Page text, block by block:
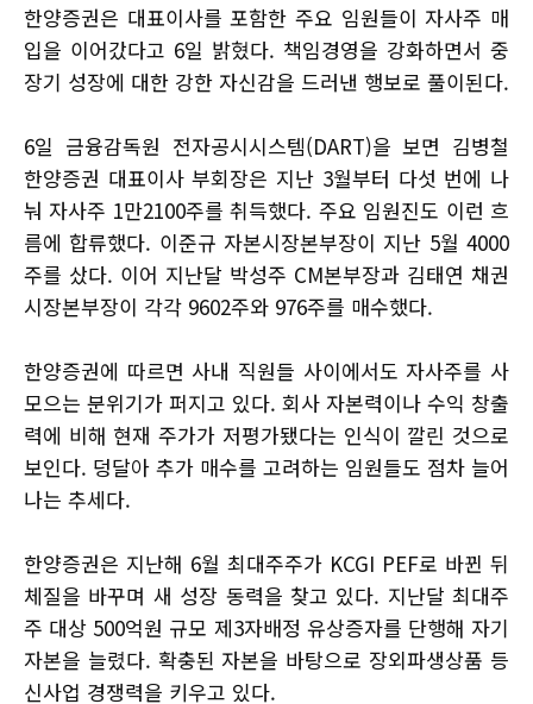
한양증권은 대표이사를 포함한 주요 임원들이 자사주 매
입을 이어갔다고 6일 밝혔다. 책임경영을 강화하면서 중
장기 성장에 대한 강한 자신감을 드러낸 행보로 풀이된다.
6일 금융감독원 전자공시시스템(DART)을 보면 김병철
한양증권 대표이사 부회장은 지난 3월부터 다섯 번에 나
눠 자사주 1만2100주를 취득했다. 주요 임원진도 이런 흐
름에 합류했다. 이준규 자본시장본부장이 지난 5월 4000
주를 샀다. 이어 지난달 박성주 CM본부장과 김태연 채권
시장본부장이 각각 9602주와 976주를 매수했다.
한양증권에 따르면 사내 직원들 사이에서도 자사주를 사
모으는 분위기가 퍼지고 있다. 회사 자본력이나 수익 창출
력에 비해 현재 주가가 저평가됐다는 인식이 깔린 것으로
보인다. 덩달아 추가 매수를 고려하는 임원들도 점차 늘어
나는 추세다.
한양증권은 지난해 6월 최대주주가 KCGI PEF로 바뀐 뒤
체질을 바꾸며 새 성장 동력을 찾고 있다. 지난달 최대주
주 대상 500억원 규모 제3자배정 유상증자를 단행해 자기
자본을 늘렸다. 확충된 자본을 바탕으로 장외파생상품 등
신사업 경쟁력을 키우고 있다.